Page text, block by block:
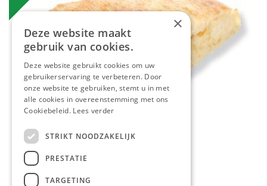
×
Deze website maakt
gebruik van cookies.
Deze website gebruikt cookies om uw
gebruikerservaring te verbeteren. Door
onze website te gebruiken, stemt u in met
alle cookies in overeenstemming met ons
Cookiebeleid. Lees verder
STRIKT NOODZAKELIJK
PRESTATIE
TARGETING